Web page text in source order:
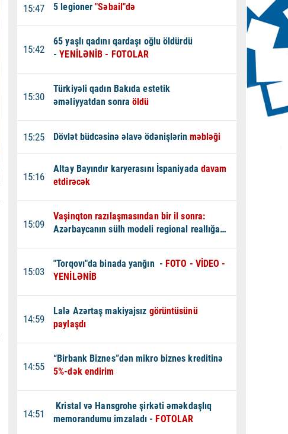
15:47 5 legioner"Səbail"də
15:42
65 yaşlı qadını qardaşı oğlu öldürdü
-YENİLƏNİB - FOTOLAR
15:30
Türkiyəli qadın Bakıda estetik
əməliyyatdan sonraöldü
15:25 Dövlət büdcəsinə əlavə ödənişlərinməbləği
15:16
Altay Bayındır karyerasını İspaniyada davam
etdirəcək
15:09
Vaşinqton razılaşmasından bir il sonra:
Azərbaycanın sülh modeli regional reallığa
15:03
"Torqovı"da binada yanğın - FOTO - VİDEO -
YENİLƏNİB
14:59
Lalə Azərtaş makiyajsız görüntüsünü
paylaşdı
14:55
“Birbank Biznes”dən mikro biznes kreditinə
5%-dək endirim
14:51
Kristal və Hansgrohe şirkəti əməkdaşlıq
memorandumu imzaladı - FOTOLAR